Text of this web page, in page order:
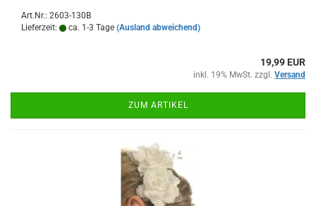
Art.Nr.: 2603-130B
Lieferzeit:
ca. 1-3 Tage (Ausland abweichend)
19,99 EUR
inkl. 19% MwSt. zzgl. Versand
ZUM ARTIKEL